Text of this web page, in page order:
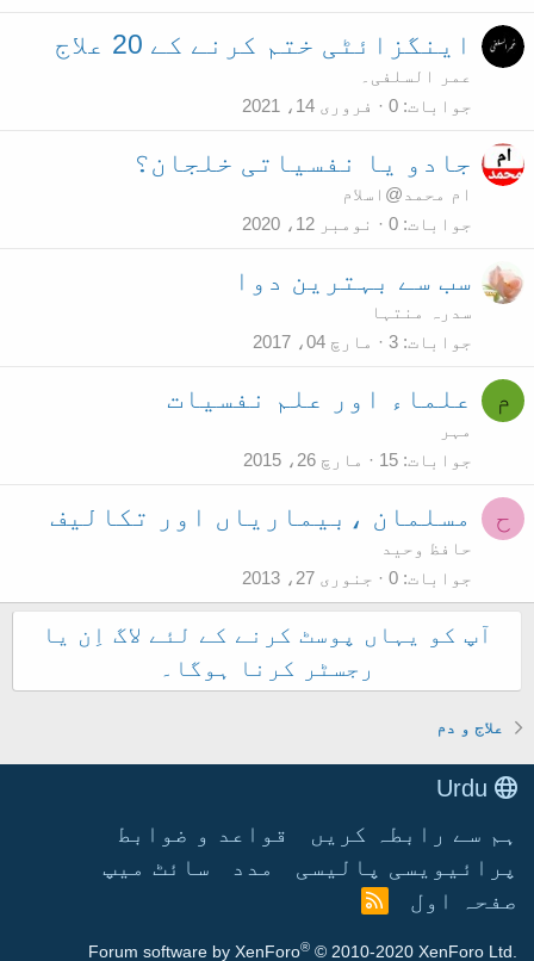
اینگزائٹی ختم کرنے کے 20 علاج
عمر السلفی۔
جوابات 0 فروری 14، 2021
جادو یا نفسیاتی خلجان؟
ام محمد@اسلام
جوابات 0 نومبر 12، 2020
سب سے بہترین دوا
سدرہ منتہا
جوابات 3 مارچ 04، 2017
م علماء اور علم نفسیات
مہر
جوابات 15 مارچ 26، 2015
ح مسلمان ،بیماریاں اور تکالیف
حافظ وحید
جوابات 0 جنوری 27، 2013
آپ کو یہاں پوسٹ کرنے کے لئے لاگ اِن یا
رجسٹر کرنا ہوگا۔
علاج و دم
ہم سے رابطہ کریں
قواعد و ضوابط
پرائیویسی پالیسی
مدد
سائٹ میپ
صفحہ اول
آ
ا
Forum software by XenForo® © 2010-2020 XenForo Ltd.